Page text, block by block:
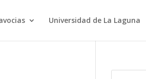
Universidad de La Laguna